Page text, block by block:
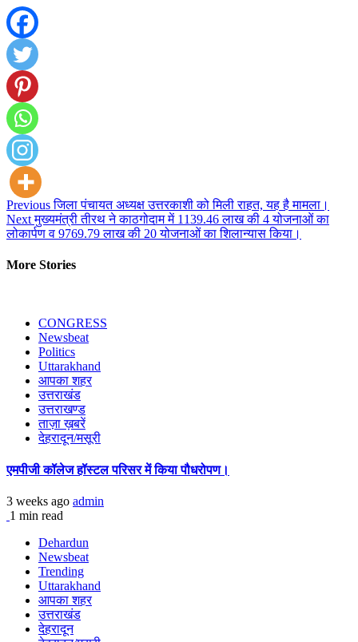
Continue
Reading
Previousजिला पंचायत अध्यक्ष उत्तरकाशी को मिली राहत, यह है मामला।
Nextमुख्यमंत्री तीरथ ने काठगोदाम में 1139.46 लाख की 4 योजनाओं का
लोकार्पण व 9769.79 लाख की 20 योजनाओं का शिलान्यास किया।
More Stories
CONGRESS
Newsbeat
Politics
Uttarakhand
आपका शहर
उत्तराखंड
उत्तराखण्ड
ताज़ा ख़बरें
देहरादून/मसूरी
एमपीजी कॉलेज हॉस्टल परिसर में किया पौधरोपण।
3 weeks ago admin
1 min read
Dehardun
Newsbeat
Trending
Uttarakhand
आपका शहर
उत्तराखंड
देहरादून